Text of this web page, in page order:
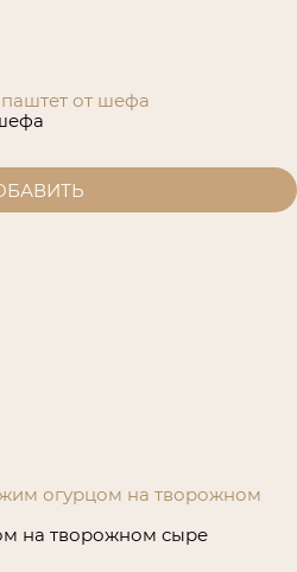
от шефа
огурцом на творожном
на творожном сыре